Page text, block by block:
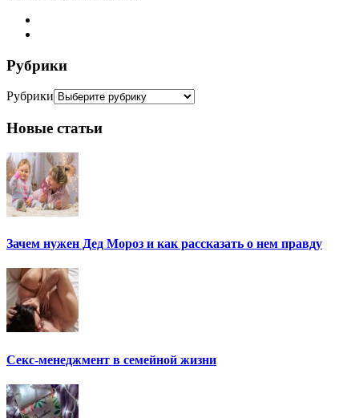
Рубрики
Рубрики
Новые статьи
Зачем нужен Дед Мороз и как рассказать о нем правду
Секс-менеджмент в семейной жизни